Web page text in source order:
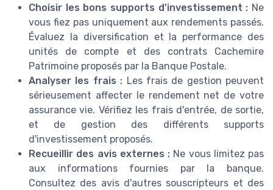
Choisir les bons supports d'investissement : Ne
vous fiez pas uniquement aux rendements passés.
Évaluez la diversification et la performance des
unités de compte et des contrats Cachemire
Patrimoine proposés par la Banque Postale.
Analyser les frais : Les frais de gestion peuvent
sérieusement affecter le rendement net de votre
assurance vie. Vérifiez les frais d'entrée, de sortie,
et de gestion des différents supports
d'investissement proposés.
Recueillir des avis externes : Ne vous limitez pas
aux informations fournies par la banque.
Consultez des avis d'autres souscripteurs et des